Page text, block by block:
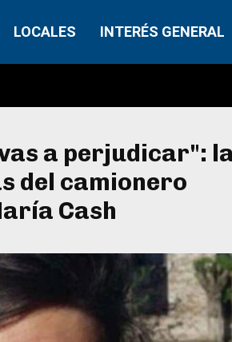
LOCALES INTERÉS GENERAL
a perjudicar":
del camionero
Cash